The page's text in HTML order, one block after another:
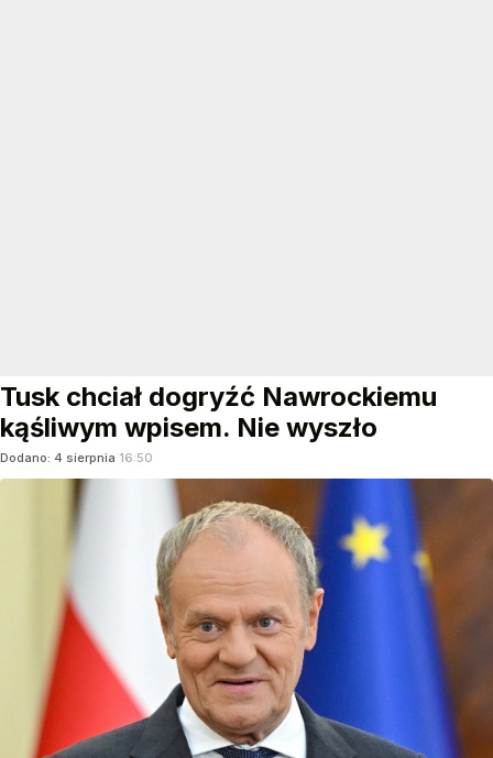
Tusk chciał dogryźć Nawrockiemu
kąśliwym wpisem. Nie wyszło
Dodano: 4 sierpnia 16:50